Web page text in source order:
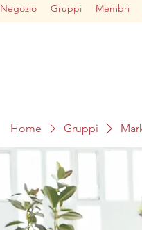
Negozio Gruppi Membri
Home Gruppi